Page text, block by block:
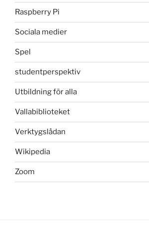
Raspberry Pi
Sociala medier
Spel
studentperspektiv
Utbildning för alla
Vallabiblioteket
Verktygslådan
Wikipedia
Zoom